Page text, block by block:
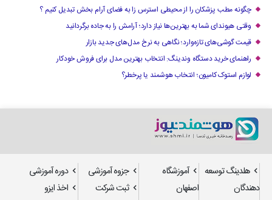
چگونه مطب پزشکان را از محیطی استرس زا به فضای آرام بخش تبدیل کنیم ؟
وقتی هیوندای شما به بهترین‌ها نیاز دارد؛ آرامش را به جاده برگردانید
قیمت گوشی‌های تازه‌وارد؛ نگاهی به نرخ مدل‌های جدید بازار
راهنمای خرید دستگاه وندینگ: انتخاب بهترین مدل برای فروش خودکار
لوازم استوک کامیون؛ انتخاب هوشمند یا پرخطر؟
هلدینگ توسعه
دهندگان
آموزشگاه
اصفهان
جزوه آموزشی
دوره آموزشی
ثبت شرکت
اخذ ایزو